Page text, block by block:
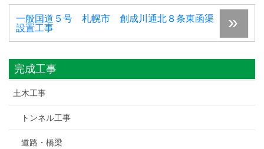
一般国道５号 札幌市 創成川通北８条東函渠
設置工事
完成工事
土木工事
トンネル工事
道路・橋梁